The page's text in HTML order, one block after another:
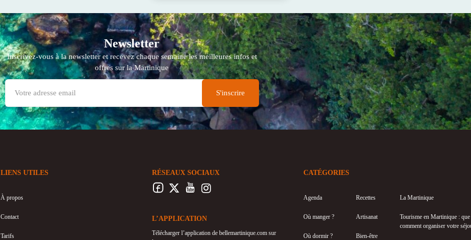
Newsletter
Inscrivez-vous à la newsletter et recevez chaque semaine les meilleures infos et
offres sur la Martinique
LIENS UTILES
À propos
Contact
Tarifs
RÉSEAUX SOCIAUX
L’APPLICATION
Télécharger l’application de bellemartinique.com sur
CATÉGORIES
Agenda
Où manger ?
Où dormir ?
Recettes
Artisanat
Bien-être
La Martinique
Tourisme en Martinique :
comment organiser votre